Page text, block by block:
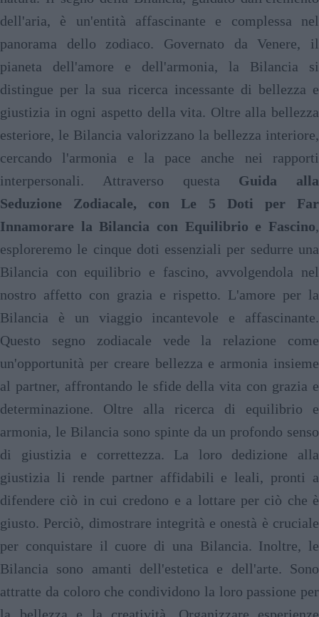
dell'aria, è un'entità affascinante e complessa nel
panorama dello zodiaco. Governato da Venere, il
pianeta dell'amore e dell'armonia, la Bilancia si
distingue per la sua ricerca incessante di bellezza e
giustizia in ogni aspetto della vita. Oltre alla bellezza
esteriore, le Bilancia valorizzano la bellezza interiore,
cercando l'armonia e la pace anche nei rapporti
interpersonali. Attraverso questa Guida alla
Seduzione Zodiacale, con Le 5 Doti per Far
Innamorare la Bilancia con Equilibrio e Fascino,
esploreremo le cinque doti essenziali per sedurre una
Bilancia con equilibrio e fascino, avvolgendola nel
nostro affetto con grazia e rispetto. L'amore per la
Bilancia è un viaggio incantevole e affascinante.
Questo segno zodiacale vede la relazione come
un'opportunità per creare bellezza e armonia insieme
al partner, affrontando le sfide della vita con grazia e
determinazione. Oltre alla ricerca di equilibrio e
armonia, le Bilancia sono spinte da un profondo senso
di giustizia e correttezza. La loro dedizione alla
giustizia li rende partner affidabili e leali, pronti a
difendere ciò in cui credono e a lottare per ciò che è
giusto. Perciò, dimostrare integrità e onestà è cruciale
per conquistare il cuore di una Bilancia. Inoltre, le
Bilancia sono amanti dell'estetica e dell'arte. Sono
attratte da coloro che condividono la loro passione per